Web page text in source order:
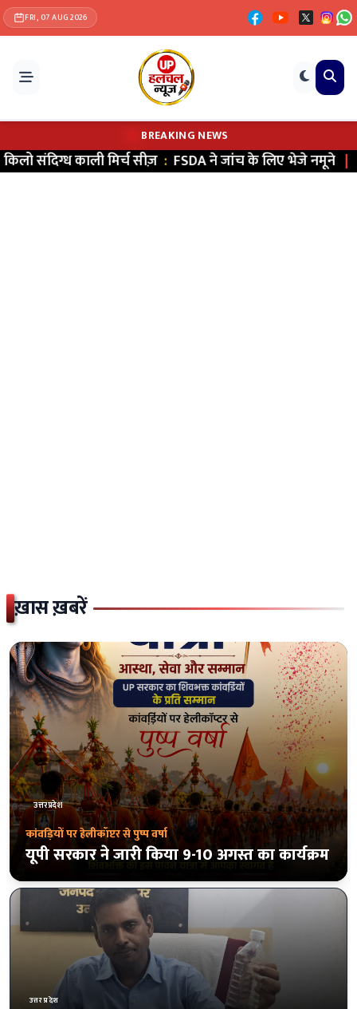
FRI, 07 AUG 2026
BREAKING NEWS
सीज़:FSDA ने जांच के लिए भेजे नमूने | वाराणसी में
ख़ास ख़बरें
उत्तरप्रदेश
'छात्र संवाद' कार्यक्रम रद्द
प्रयागराज में राहुल गांधी का 8 अगस्त का 'छात्र
संवाद' कार्यक्रम रद्द, केपी कॉलेज मैदान की बुकिंग
निरस्त
उत्तरप्रदेश